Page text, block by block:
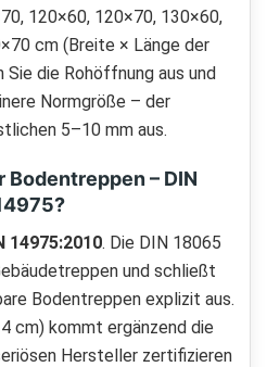
120×60, 120×70, 130×60,
cm (Breite × Länge der
die Rohöffnung aus und
Normgröße – der
5–10 mm aus.
– DIN
14975:2010. Die DIN 18065
und schließt
Bodentreppen explizit aus.
cm) kommt ergänzend die
Hersteller zertifizieren